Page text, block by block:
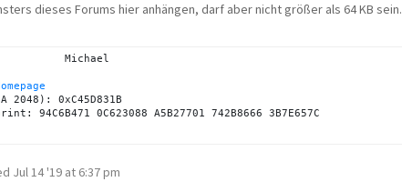
dieses Forums hier anhängen, darf aber nicht größer als 64 KB sein.
2048): 0xC45D831B
Jul 14 '19 at 6:37 pm